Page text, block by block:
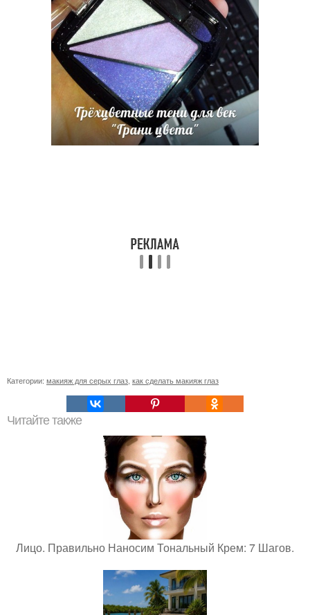
Категории: макияж для серых глаз как сделать макияж глаз
Читайте также
Лицо. Правильно Наносим Тональный Крем: 7 Шагов.